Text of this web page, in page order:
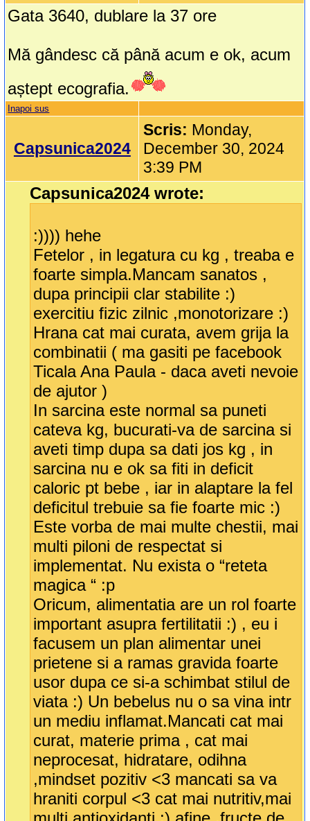
Gata 3640, dublare la 37 ore
Mă gândesc că până acum e ok, acum
aștept ecografia.
Inapoi sus
Capsunica2024
Scris: Monday,
December 30, 2024
3:39 PM
Capsunica2024 wrote:
:)))) hehe
Fetelor , in legatura cu kg , treaba e
foarte simpla.Mancam sanatos ,
dupa principii clar stabilite :)
exercitiu fizic zilnic ,monotorizare :)
Hrana cat mai curata, avem grija la
combinatii ( ma gasiti pe facebook
Ticala Ana Paula - daca aveti nevoie
de ajutor )
In sarcina este normal sa puneti
cateva kg, bucurati-va de sarcina si
aveti timp dupa sa dati jos kg , in
sarcina nu e ok sa fiti in deficit
caloric pt bebe , iar in alaptare la fel
deficitul trebuie sa fie foarte mic :)
Este vorba de mai multe chestii, mai
multi piloni de respectat si
implementat. Nu exista o “reteta
magica “ :p
Oricum, alimentatia are un rol foarte
important asupra fertilitatii :) , eu i
facusem un plan alimentar unei
prietene si a ramas gravida foarte
usor dupa ce si-a schimbat stilul de
viata :) Un bebelus nu o sa vina intr
un mediu inflamat.Mancati cat mai
curat, materie prima , cat mai
neprocesat, hidratare, odihna
,mindset pozitiv <3 mancati sa va
hraniti corpul <3 cat mai nutritiv,mai